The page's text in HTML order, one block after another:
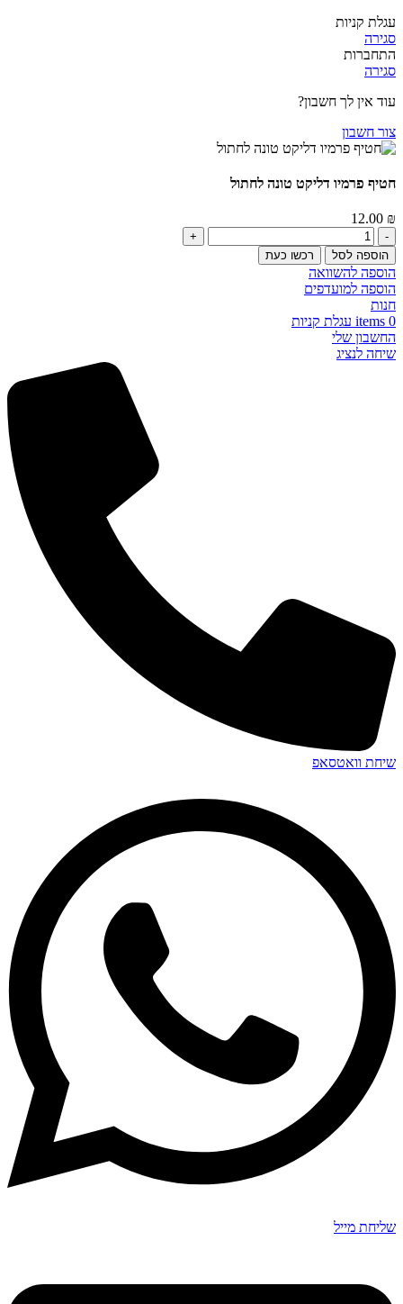
עגלת קניות
סגירה
התחברות
סגירה
עוד אין לך חשבון?
צור חשבון
חטיף פרמיו דליקט טונה לחתול
12.00 ₪
כמות
של
חטיף
פרמיו
דליקט
טונה
לחתול
הוספה לסל רכשו כעת
הוספה להשוואה
הוספה למועדפים
חנות
0
items עגלת קניות
החשבון שלי
שיחה לנציג
שיחת וואטסאפ
שליחת מייל